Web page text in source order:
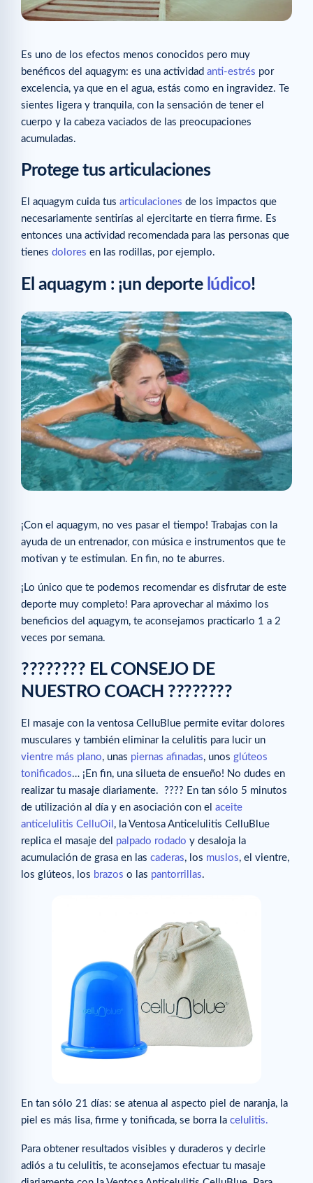
Es uno de los efectos menos conocidos pero muy
benéficos del aquagym: es una actividad anti-estrés por
excelencia, ya que en el agua, estás como en ingravidez. Te
sientes ligera y tranquila, con la sensación de tener el
cuerpo y la cabeza vaciados de las preocupaciones
acumuladas.
Protege tus articulaciones
El aquagym cuida tus articulaciones de los impactos que
necesariamente sentirías al ejercitarte en tierra firme. Es
entonces una actividad recomendada para las personas que
tienes dolores en las rodillas, por ejemplo.
El aquagym : ¡un deporte lúdico!
¡Con el aquagym, no ves pasar el tiempo! Trabajas con la
ayuda de un entrenador, con música e instrumentos que te
motivan y te estimulan. En fin, no te aburres.
¡Lo único que te podemos recomendar es disfrutar de este
deporte muy completo! Para aprovechar al máximo los
beneficios del aquagym, te aconsejamos practicarlo 1 a 2
veces por semana.
???????? EL CONSEJO DE
NUESTRO COACH ????????
El masaje con la ventosa CelluBlue permite evitar dolores
musculares y también eliminar la celulitis para lucir un
vientre más plano, unas piernas afinadas, unos glúteos
tonificados… ¡En fin, una silueta de ensueño! No dudes en
realizar tu masaje diariamente. ???? En tan sólo 5 minutos
de utilización al día y en asociación con el aceite
anticelulitis CelluOil , la Ventosa Anticelulitis CelluBlue
replica el masaje del palpado rodado y desaloja la
acumulación de grasa en las caderas, los muslos, el vientre,
los glúteos, los brazos o las pantorrillas.
En tan sólo 21 días: se atenua al aspecto piel de naranja, la
piel es más lisa, firme y tonificada, se borra la celulitis.
Para obtener resultados visibles y duraderos y decirle
adiós a tu celulitis, te aconsejamos efectuar tu masaje